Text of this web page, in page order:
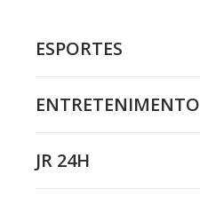
ESPORTES
ENTRETENIMENTO
JR 24H